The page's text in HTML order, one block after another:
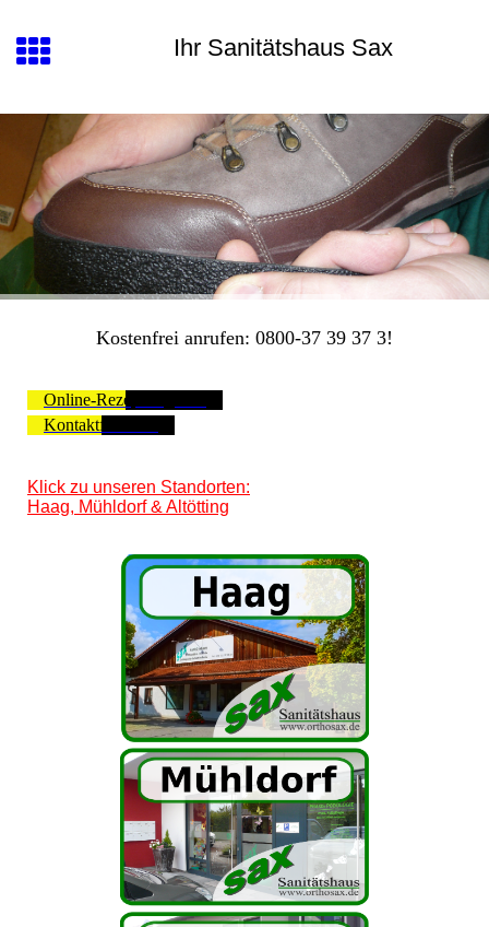
Ihr Sanitätshaus Sax
Kostenfrei anrufen: 0800-37 39 37 3!
Online-Rezept abgeben
Kontaktformular
Klick zu unseren Standorten:
Haag, Mühldorf & Altötting